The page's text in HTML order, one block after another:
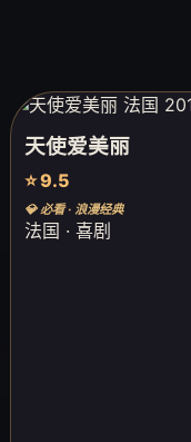
天使爱美丽
⭐ 9.5
💎 必看 · 浪漫经典
法国 · 喜剧